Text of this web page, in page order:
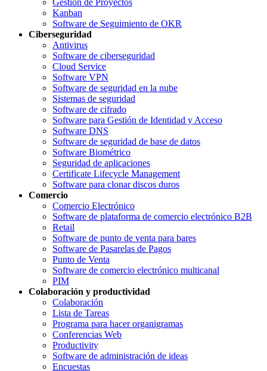
Gestión de Proyectos
Kanban
Software de Seguimiento de OKR
Ciberseguridad
Antivirus
Software de ciberseguridad
Cloud Service
Software VPN
Software de seguridad en la nube
Sistemas de seguridad
Software de cifrado
Software para Gestión de Identidad y Acceso
Software DNS
Software de seguridad de base de datos
Software Biométrico
Seguridad de aplicaciones
Certificate Lifecycle Management
Software para clonar discos duros
Comercio
Comercio Electrónico
Software de plataforma de comercio electrónico B2B
Retail
Software de punto de venta para bares
Software de Pasarelas de Pagos
Punto de Venta
Software de comercio electrónico multicanal
PIM
Colaboración y productividad
Colaboración
Lista de Tareas
Programa para hacer organigramas
Conferencias Web
Productivity
Software de administración de ideas
Encuestas